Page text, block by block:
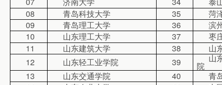
08
青岛科技大学 35
菏
09
青岛理工大学 36
滨
10
山东理工大学 37
枣
11
山东建筑大学 38
山
12
山东轻工业学院 39 山
院
13
山东交通学院 40
青